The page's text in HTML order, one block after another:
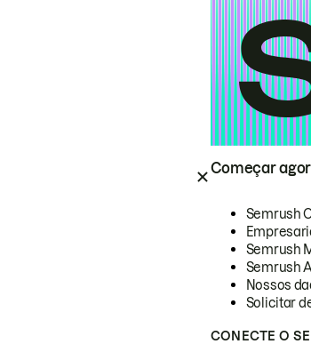
Começar
Semrush
Semrush
Semrush
Nossos
Solicitar
CONECTE O